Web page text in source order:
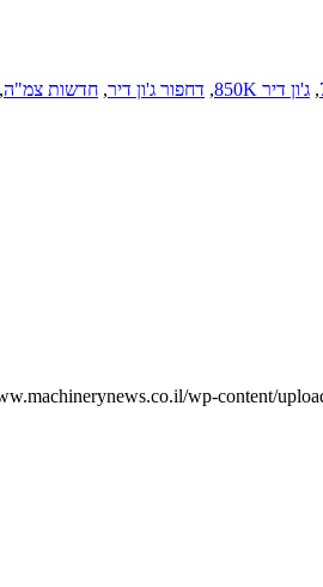
, ג'ון דיר 850K , דחפור ג'ון דיר, חדשות צמ"ה,
wp-content/